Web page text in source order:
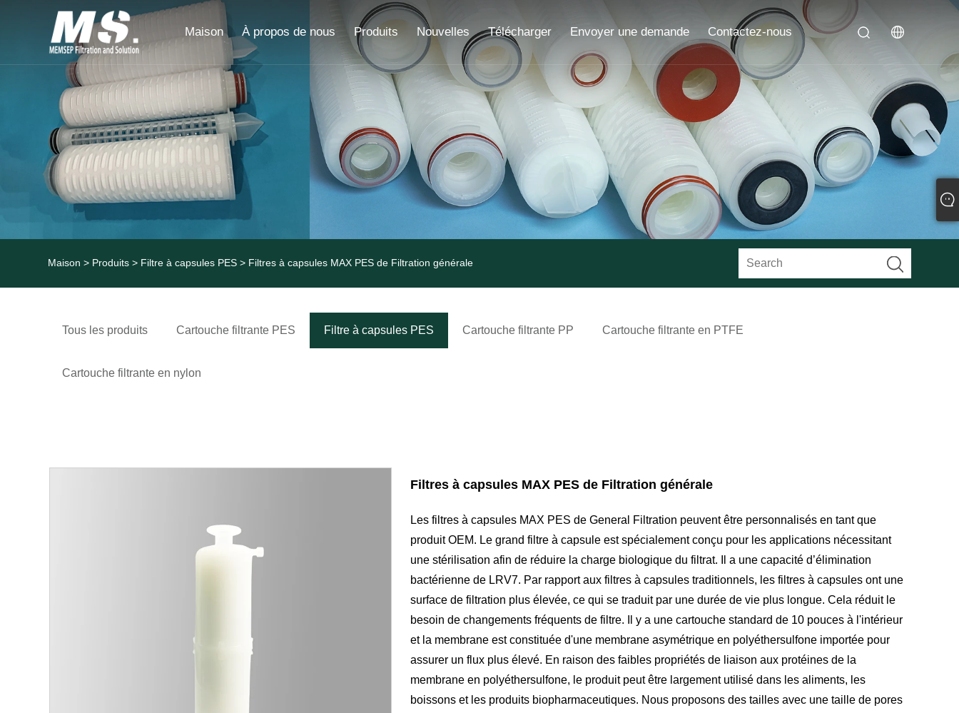
Maison À propos de nous Produits Nouvelles Télécharger Envoyer une demande Contactez-nous
Maison > Produits > Filtre à capsules PES > Filtres à capsules MAX PES de Filtration générale
Tous les produits Cartouche filtrante PES Filtre à capsules PES Cartouche filtrante PP Cartouche filtrante en PTFE
Cartouche filtrante en nylon
Filtres à capsules MAX PES de Filtration générale
Les filtres à capsules MAX PES de General Filtration peuvent être personnalisés en tant que
produit OEM. Le grand filtre à capsule est spécialement conçu pour les applications nécessitant
une stérilisation afin de réduire la charge biologique du filtrat. Il a une capacité d’élimination
bactérienne de LRV7. Par rapport aux filtres à capsules traditionnels, les filtres à capsules ont une
surface de filtration plus élevée, ce qui se traduit par une durée de vie plus longue. Cela réduit le
besoin de changements fréquents de filtre. Il y a une cartouche standard de 10 pouces à l'intérieur
et la membrane est constituée d'une membrane asymétrique en polyéthersulfone importée pour
assurer un flux plus élevé. En raison des faibles propriétés de liaison aux protéines de la
membrane en polyéthersulfone, le produit peut être largement utilisé dans les aliments, les
boissons et les produits biopharmaceutiques. Nous proposons des tailles avec une taille de pores